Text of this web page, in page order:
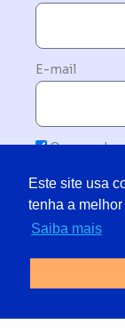
Este site usa
tenha a
Saiba mais
E-mail
Concordo
© 2019 - 2025